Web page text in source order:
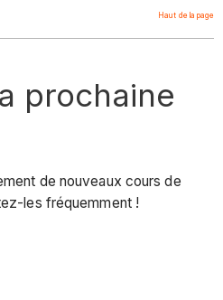
Haut de la page
prochaine
de nouveaux cours de
les fréquemment !